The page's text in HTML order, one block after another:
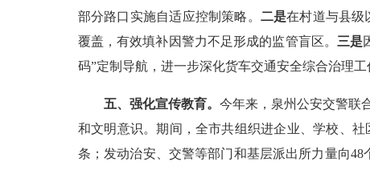
部分路口实施自适应控制策略。 二是在村道与县级
覆盖，有效填补因警力不足形成的监管盲区。 三是
码”定制导航，进一步深化货车交通安全综合治理工
五、强化宣传教育。 今年来，泉州公安交警联
和文明意识。期间，全市共组织进企业、学校、
条；发动治安、交警等部门和基层派出所力量向48